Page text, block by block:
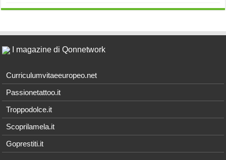
I magazine di Qonnetwork
Curriculumvitaeeuropeo.net
Passionetattoo.it
Troppodolce.it
Scoprilamela.it
Goprestiti.it